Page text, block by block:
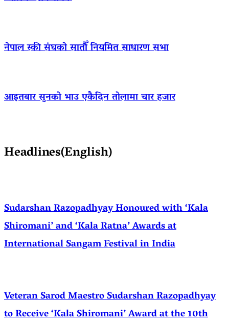
नेपाल स्की संघको सातौँ नियमित साधारण सभा
आइतबार सुनको भाउ एकैदिन तोलामा चार हजार
Headlines(English)
Sudarshan Razopadhyay Honoured with ‘Kala
Shiromani’ and ‘Kala Ratna’ Awards at
International Sangam Festival in India
Veteran Sarod Maestro Sudarshan Razopadhyay
to Receive ‘Kala Shiromani’ Award at the 10th